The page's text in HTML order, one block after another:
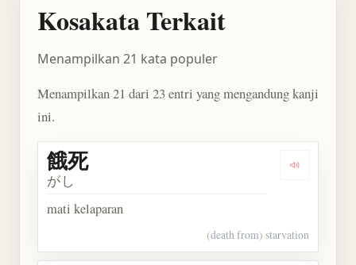
Kosakata Terkait
Menampilkan 21 kata populer
Menampilkan 21 dari 23 entri yang mengandung kanji
ini.
Dengarkan
餓死
がし
mati kelaparan
(death from) starvation